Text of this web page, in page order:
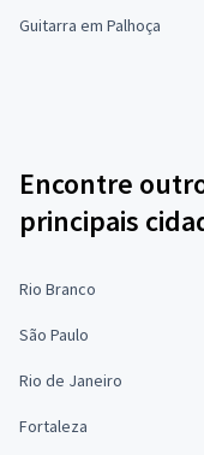
Guitarra em Palhoça
Encontre
principais
Rio Branco
São Paulo
Rio de Janeiro
Fortaleza